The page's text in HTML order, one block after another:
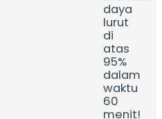
daya
lurut
di
atas
95%
dalam
waktu
60
menit!